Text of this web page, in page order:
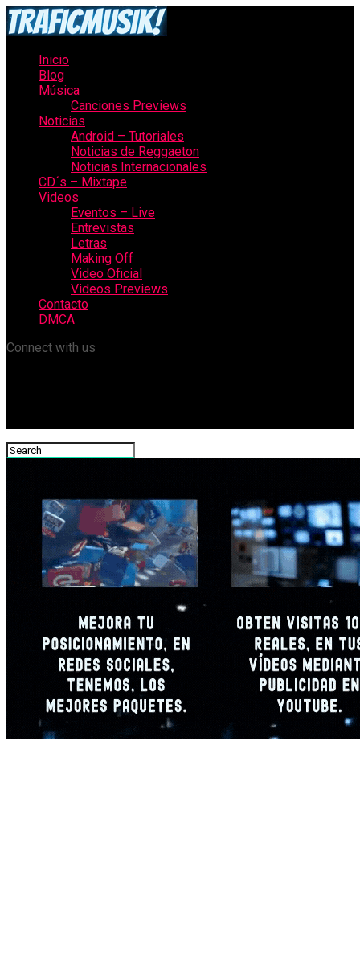
Inicio
Blog
Música
Canciones Previews
Noticias
Android – Tutoriales
Noticias de Reggaeton
Noticias Internacionales
CD´s – Mixtape
Videos
Eventos – Live
Entrevistas
Letras
Making Off
Video Oficial
Videos Previews
Contacto
DMCA
Connect with us